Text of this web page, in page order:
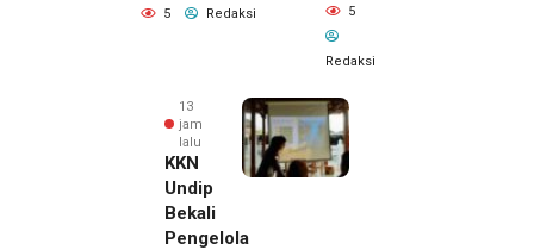
5 Redaksi 5
Redaksi
13
jam
lalu
KKN
Undip
Bekali
Pengelola